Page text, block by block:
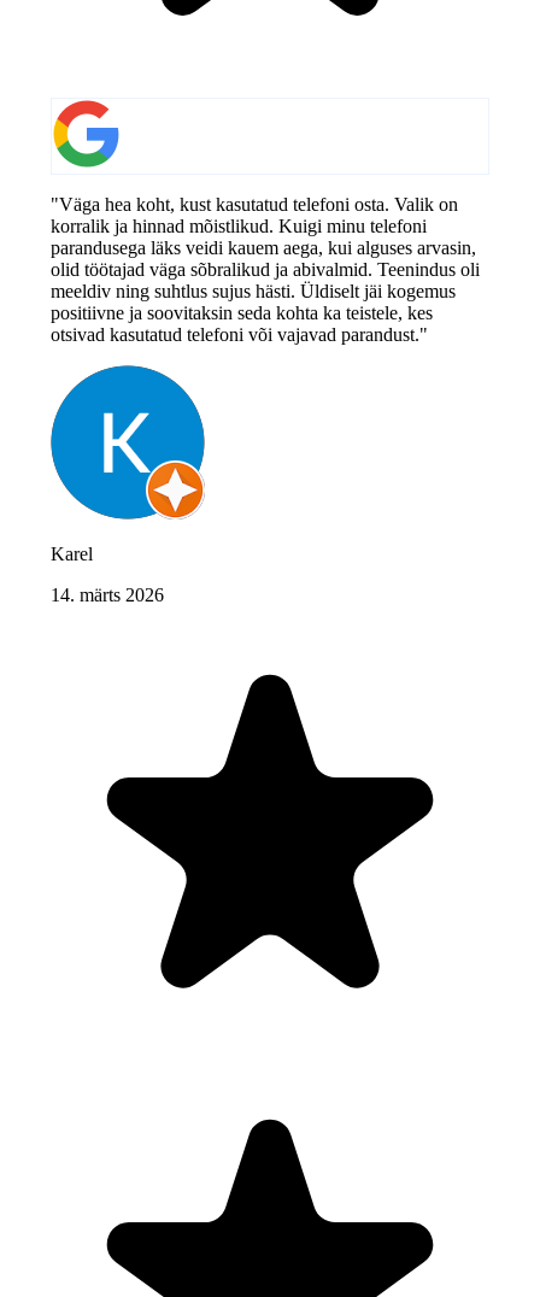
"Väga hea koht, kust kasutatud telefoni osta. Valik on
korralik ja hinnad mõistlikud. Kuigi minu telefoni
parandusega läks veidi kauem aega, kui alguses arvasin,
olid töötajad väga sõbralikud ja abivalmid. Teenindus oli
meeldiv ning suhtlus sujus hästi. Üldiselt jäi kogemus
positiivne ja soovitaksin seda kohta ka teistele, kes
otsivad kasutatud telefoni või vajavad parandust."
Karel
14. märts 2026